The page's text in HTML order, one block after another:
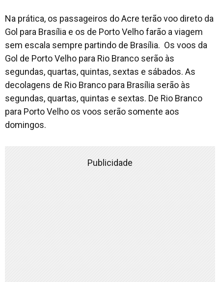
Na prática, os passageiros do Acre terão voo direto da
Gol para Brasília e os de Porto Velho farão a viagem
sem escala sempre partindo de Brasília. Os voos da
Gol de Porto Velho para Rio Branco serão às
segundas, quartas, quintas, sextas e sábados. As
decolagens de Rio Branco para Brasília serão às
segundas, quartas, quintas e sextas. De Rio Branco
para Porto Velho os voos serão somente aos
domingos.
Publicidade